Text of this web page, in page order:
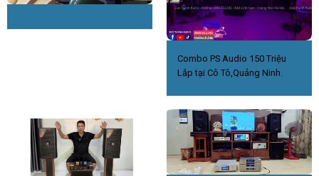
Combo PS Audio 150 Triệu
Lắp tại Cô Tô,Quảng Ninh.